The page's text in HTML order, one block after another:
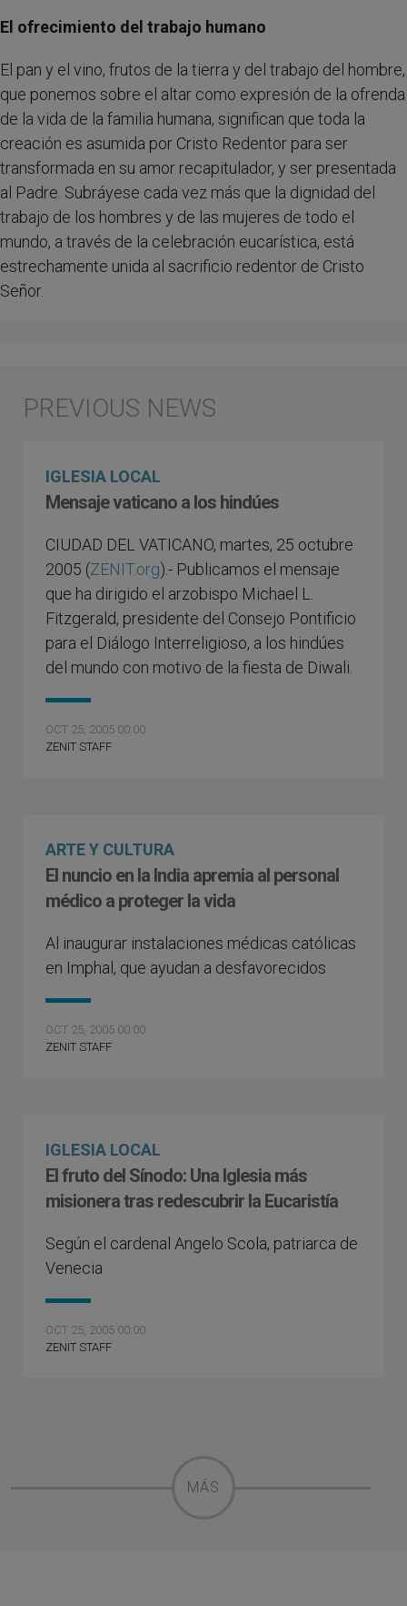
El ofrecimiento del trabajo humano
El pan y el vino, frutos de la tierra y del trabajo del hombre,
que ponemos sobre el altar como expresión de la ofrenda
de la vida de la familia humana, significan que toda la
creación es asumida por Cristo Redentor para ser
transformada en su amor recapitulador, y ser presentada
al Padre. Subráyese cada vez más que la dignidad del
trabajo de los hombres y de las mujeres de todo el
mundo, a través de la celebración eucarística, está
estrechamente unida al sacrificio redentor de Cristo
Señor.
IGLESIA LOCAL
Mensaje vaticano a los hindúes
CIUDAD DEL VATICANO, martes, 25 octubre
2005 (ZENIT.org).- Publicamos el mensaje
que ha dirigido el arzobispo Michael L.
Fitzgerald, presidente del Consejo Pontificio
para el Diálogo Interreligioso, a los hindúes
del mundo con motivo de la fiesta de Diwali.
OCT 25, 2005 00:00
ZENIT STAFF
ARTE Y CULTURA
El nuncio en la India apremia al personal
médico a proteger la vida
Al inaugurar instalaciones médicas católicas
en Imphal, que ayudan a desfavorecidos
OCT 25, 2005 00:00
ZENIT STAFF
IGLESIA LOCAL
El fruto del Sínodo: Una Iglesia más
misionera tras redescubrir la Eucaristía
Según el cardenal Angelo Scola, patriarca de
Venecia
OCT 25, 2005 00:00
ZENIT STAFF
MÁS